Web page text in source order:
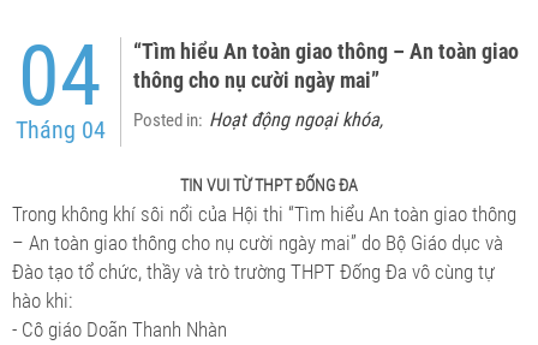
04
Tháng 04
“Tìm hiểu An toàn giao thông – An toàn giao
thông cho nụ cười ngày mai”
Posted in: Hoạt động ngoại khóa,
TIN VUI TỪ THPT ĐỐNG ĐA
Trong không khí sôi nổi của Hội thi “Tìm hiểu An toàn giao thông
– An toàn giao thông cho nụ cười ngày mai” do Bộ Giáo dục và
Đào tạo tổ chức, thầy và trò trường THPT Đống Đa vô cùng tự
hào khi:
- Cô giáo Doãn Thanh Nhàn